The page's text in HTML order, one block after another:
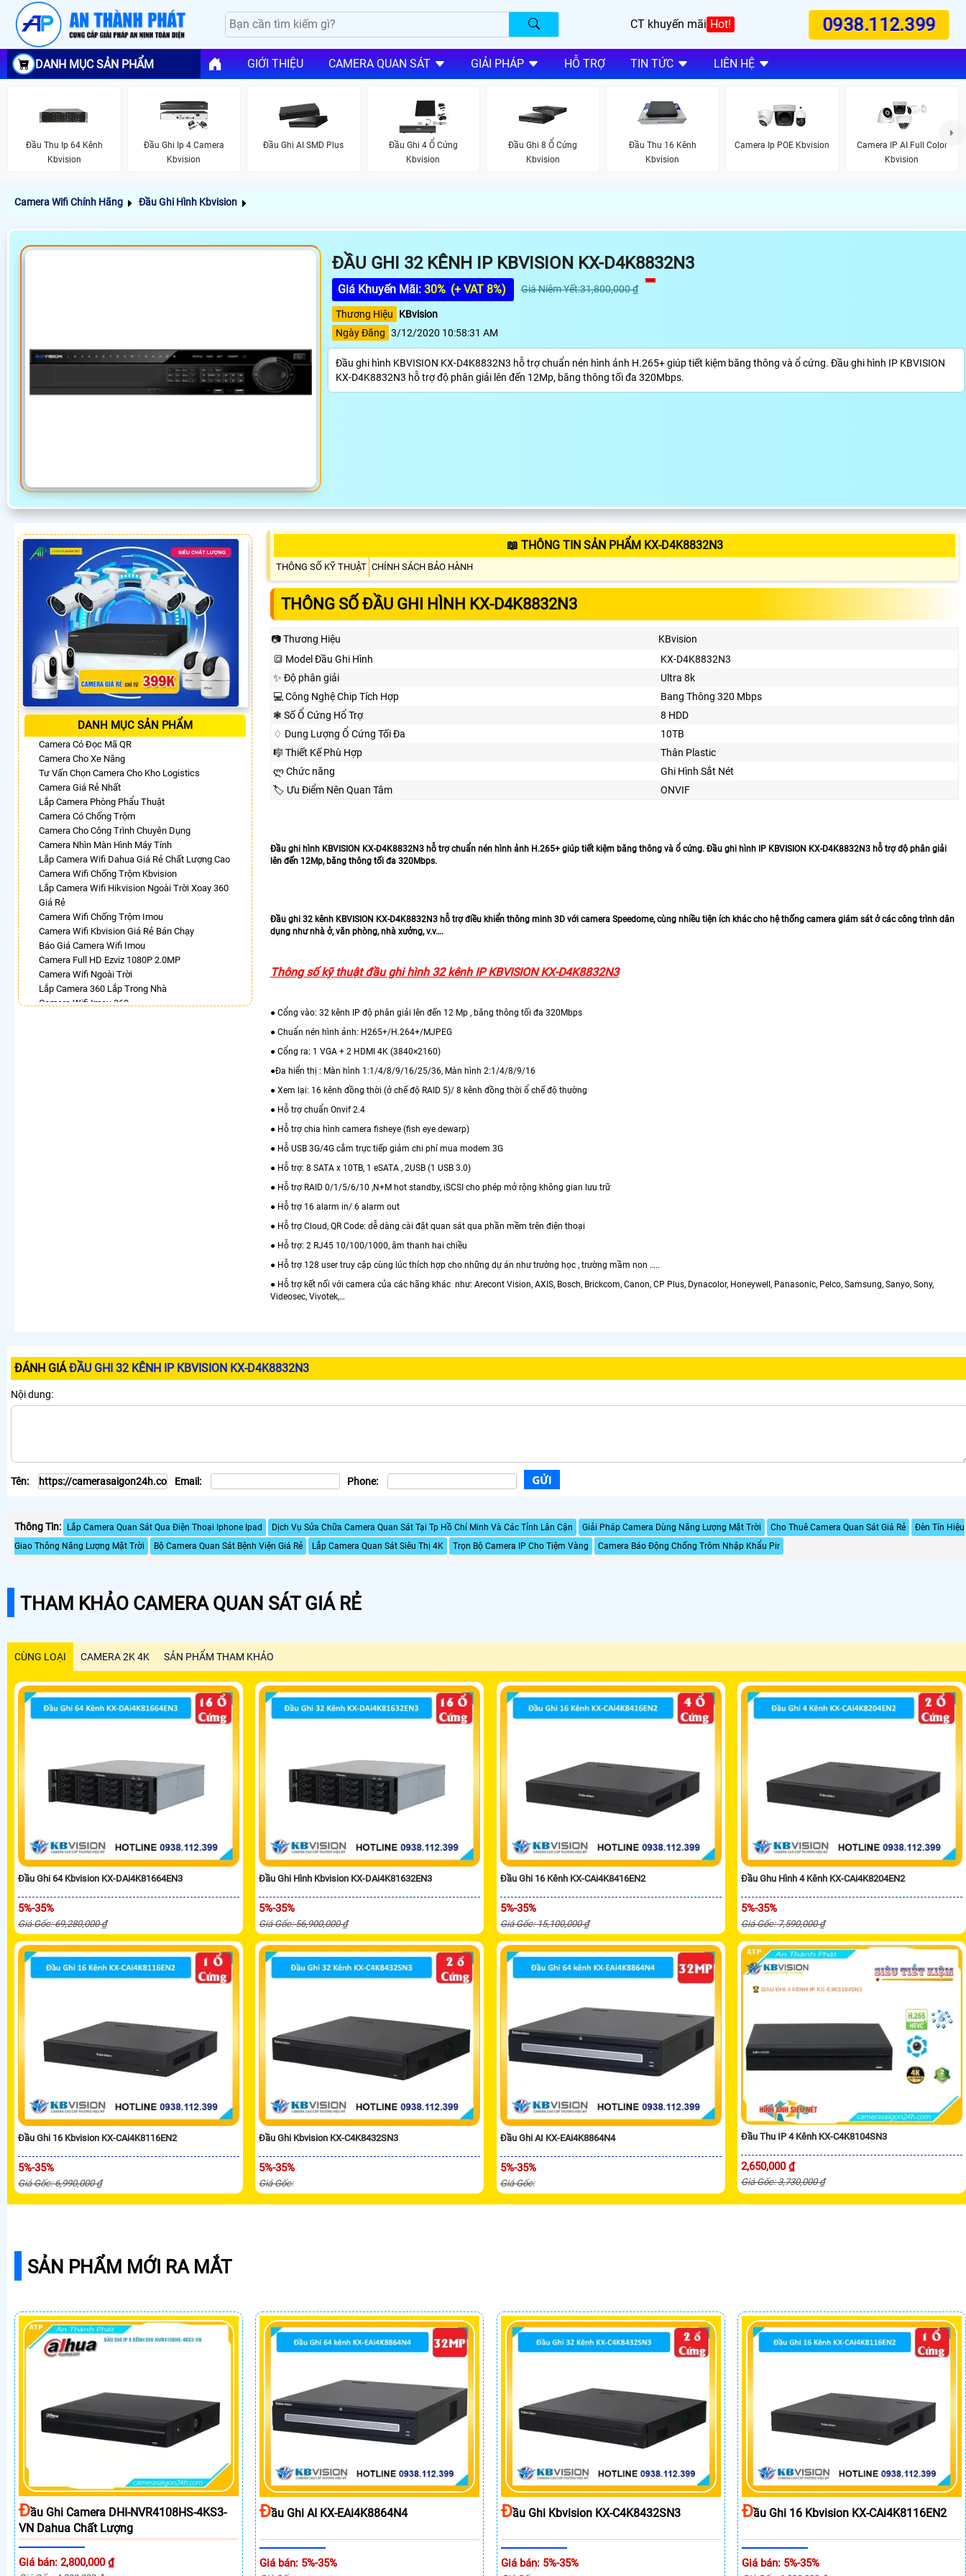
CT khuyến mãi Hot! 0938.112.399
DANH MỤC SẢN PHẨM GIỚI THIỆU CAMERA QUAN SÁT GIẢI PHÁP HỖ TRỢ TIN TỨC LIÊN HỆ
Đầu Thu Ip 64 Kênh
Kbvision
Đầu Ghi Ip 4 Camera
Kbvision
Đầu Ghi AI SMD Plus
Đầu Ghi 4 Ổ Cứng
Kbvision
Đầu Ghi 8 Ổ Cứng
Kbvision
Đầu Thu 16 Kênh
Kbvision
Camera Ip POE Kbvision
Camera IP AI Full Color
Kbvision
Camera Wifi Chính Hãng Đầu Ghi Hình Kbvision
ĐẦU GHI 32 KÊNH IP KBVISION KX-D4K8832N3
Giá Khuyến Mãi: 30% (+ VAT 8%) Giá Niêm Yết:31,800,000 ₫
Thương Hiệu
KBvision
Ngày Đăng 3/12/2020 10:58:31 AM
Đầu ghi hình KBVISION KX-D4K8832N3 hỗ trợ chuẩn nén hình ảnh H.265+ giúp tiết kiệm băng thông và ổ cứng. Đầu ghi hình IP KBVISION
KX-D4K8832N3 hỗ trợ độ phân giải lên đến 12Mp, băng thông tối đa 320Mbps.
DANH MỤC SẢN PHẨM
Camera Có Đọc Mã QR
Camera Cho Xe Nâng
Tư Vấn Chọn Camera Cho Kho Logistics
Camera Giá Rẻ Nhất
Lắp Camera Phòng Phẩu Thuật
Camera Có Chống Trộm
Camera Cho Công Trình Chuyên Dụng
Camera Nhìn Màn Hình Máy Tính
Lắp Camera Wifi Dahua Giá Rẻ Chất Lượng Cao
Camera Wifi Chống Trộm Kbvision
Lắp Camera Wifi Hikvision Ngoài Trời Xoay 360
Giá Rẻ
Camera Wifi Chống Trộm Imou
Camera Wifi Kbvision Giá Rẻ Bán Chạy
Báo Giá Camera Wifi Imou
Camera Full HD Ezviz 1080P 2.0MP
Camera Wifi Ngoài Trời
Lắp Camera 360 Lắp Trong Nhà
Camera Wifi Imou 360
📖 THÔNG TIN SẢN PHẨM KX-D4K8832N3
THÔNG SỐ KỸ THUẬT CHÍNH SÁCH BẢO HÀNH
THÔNG SỐ ĐẦU GHI HÌNH KX-D4K8832N3
📷 Thương Hiệu
KBvision
🔳 Model Đầu Ghi Hình
KX-D4K8832N3
✨ Độ phân giải
Ultra 8k
💻 Công Nghệ Chip Tích Hợp
Bang Thông 320 Mbps
❃ Số Ổ Cứng Hổ Trợ
8 HDD
♢ Dung Lượng Ổ Cứng Tối Đa
10TB
🎼️ Thiết Kế Phù Hợp
Thân Plastic
ლ Chức năng
Ghi Hình Sắt Nét
🏷 Ưu Điểm Nên Quan Tâm
ONVIF
Đầu ghi hình KBVISION KX-D4K8832N3 hỗ trợ chuẩn nén hình ảnh H.265+ giúp tiết kiệm băng thông và ổ cứng. Đầu ghi hình IP KBVISION KX-D4K8832N3 hỗ trợ độ phân giải
lên đến 12Mp, băng thông tối đa 320Mbps.
Đầu ghi 32 kênh KBVISION KX-D4K8832N3 hỗ trợ điều khiển thông minh 3D với camera Speedome, cùng nhiều tiện ích khác cho hệ thống camera giám sát ở các công trình dân
dụng như nhà ở, văn phòng, nhà xưởng, v.v….
Thông số kỹ thuật đầu ghi hình 32 kênh IP KBVISION KX-D4K8832N3
● Cổng vào: 32 kênh IP độ phân giải lên đến 12 Mp , băng thông tối đa 320Mbps
● Chuẩn nén hình ảnh: H265+/H.264+/MJPEG
● Cổng ra: 1 VGA + 2 HDMI 4K (3840×2160)
●Đa hiển thị : Màn hình 1:1/4/8/9/16/25/36, Màn hình 2:1/4/8/9/16
● Xem lại: 16 kênh đồng thời (ở chế độ RAID 5)/ 8 kênh đồng thời ổ chế độ thường
● Hỗ trợ chuẩn Onvif 2.4
● Hỗ trợ chia hình camera fisheye (fish eye dewarp)
● Hỗ USB 3G/4G cắm trực tiếp giảm chi phí mua modem 3G
● Hỗ trợ: 8 SATA x 10TB, 1 eSATA , 2USB (1 USB 3.0)
● Hỗ trợ RAID 0/1/5/6/10 ,N+M hot standby, iSCSI cho phép mở rộng không gian lưu trữ
● Hỗ trợ 16 alarm in/ 6 alarm out
● Hỗ trợ Cloud, QR Code: dễ dàng cài đặt quan sát qua phần mềm trên điện thoại
● Hỗ trợ: 2 RJ45 10/100/1000, âm thanh hai chiều
● Hỗ trợ 128 user truy cập cùng lúc thích hợp cho những dự án như trường học , trường mầm non …..
● Hỗ trợ kết nối với camera của các hãng khác như: Arecont Vision, AXIS, Bosch, Brickcom, Canon, CP Plus, Dynacolor, Honeywell, Panasonic, Pelco, Samsung, Sanyo, Sony,
Videosec, Vivotek,…
ĐÁNH GIÁĐẦU GHI 32 KÊNH IP KBVISION KX-D4K8832N3
Nội dung:
Tên: Email: Phone:
Thông Tin: Lắp Camera Quan Sát Qua Điện Thoại Iphone Ipad Dịch Vụ Sửa Chữa Camera Quan Sát Tại Tp Hồ Chí Minh Và Các Tỉnh Lân Cận Giải Pháp Camera Dùng Năng Lượng Mặt Trời Cho Thuê Camera Quan Sát Giá Rẻ
Đèn Tín Hiệu
Giao Thông Năng Lượng Mặt Trời
Bộ Camera Quan Sát Bệnh Viện Giá Rẻ Lắp Camera Quan Sát Siêu Thị 4K Trọn Bộ Camera IP Cho Tiệm Vàng Camera Báo Động Chống Trôm Nhập Khẩu Pir
THAM KHẢO CAMERA QUAN SÁT GIÁ RẺ
CÙNG LOẠI CAMERA 2K 4K SẢN PHẨM THAM KHẢO
Đầu Ghi 64 Kbvision KX-DAi4K81664EN3
5%-35%
Giá Gốc: 69,280,000 ₫
Đầu Ghi Hình Kbvision KX-DAi4K81632EN3
5%-35%
Giá Gốc: 56,900,000 ₫
Đầu Ghi 16 Kênh KX-CAi4K8416EN2
5%-35%
Giá Gốc: 15,100,000 ₫
Đầu Ghu Hình 4 Kênh KX-CAi4K8204EN2
5%-35%
Giá Gốc: 7,590,000 ₫
Đầu Ghi 16 Kbvision KX-CAi4K8116EN2
5%-35%
Giá Gốc: 6,990,000 ₫
Đầu Ghi Kbvision KX-C4K8432SN3
5%-35%
Giá Gốc:
Đầu Ghi AI KX-EAi4K8864N4
5%-35%
Giá Gốc:
Đầu Thu IP 4 Kênh KX-C4K8104SN3
2,650,000 ₫
Giá Gốc: 3,730,000 ₫
SẢN PHẨM MỚI RA MẮT
ĐẦu Ghi Camera DHI-NVR4108HS-4KS3-
VN Dahua Chất Lượng
Giá bán: 2,800,000 ₫
ĐẦu Ghi AI KX-EAi4K8864N4
Giá bán: 5%-35%
ĐẦu Ghi Kbvision KX-C4K8432SN3
Giá bán: 5%-35%
ĐẦu Ghi 16 Kbvision KX-CAi4K8116EN2
Giá bán: 5%-35%